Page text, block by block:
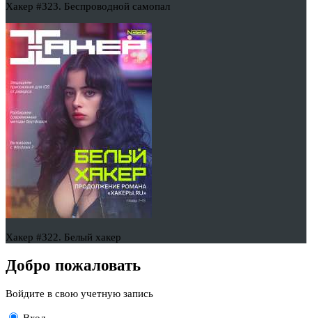
Хакер #323. Беспроводной самопал
Хакер #322. Белый хакер
Добро пожаловать
Войдите в свою учетную запись